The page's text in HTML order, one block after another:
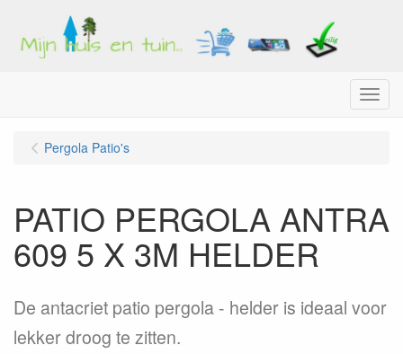
Menu
Pergola Patio's
PATIO PERGOLA ANTRA
609 5 X 3M HELDER
De antacriet patio pergola - helder is ideaal voor
lekker droog te zitten.